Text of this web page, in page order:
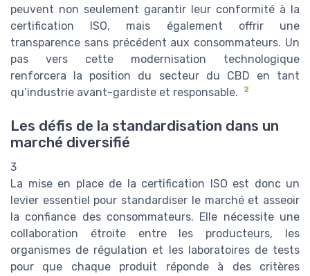
peuvent non seulement garantir leur conformité à la
certification ISO, mais également offrir une
transparence sans précédent aux consommateurs. Un
pas vers cette modernisation technologique
renforcera la position du secteur du CBD en tant
qu’industrie avant-gardiste et responsable.
2
Les défis de la standardisation dans un
marché diversifié
3
La mise en place de la certification ISO est donc un
levier essentiel pour standardiser le marché et asseoir
la confiance des consommateurs. Elle nécessite une
collaboration étroite entre les producteurs, les
organismes de régulation et les laboratoires de tests
pour que chaque produit réponde à des critères